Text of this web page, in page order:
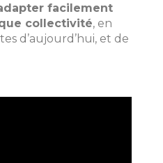
facilement
collectivité, en
d’aujourd’hui, et de